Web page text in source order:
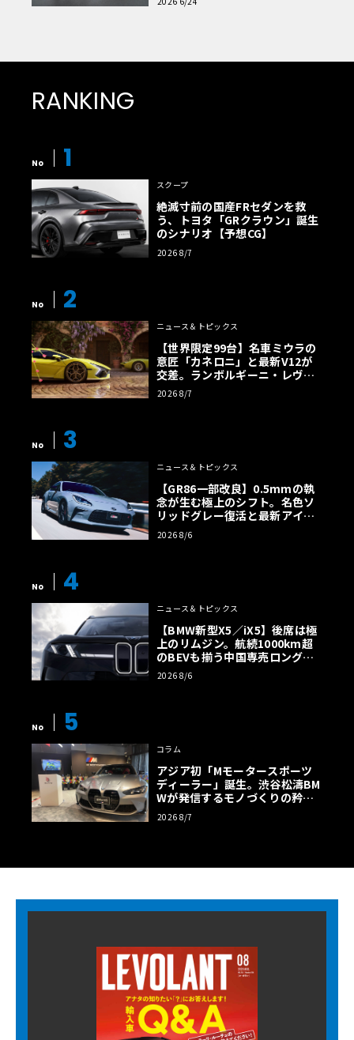
RANKING
No 1
スクープ
絶滅寸前の国産FRセダンを救
う、トヨタ「GRクラウン」誕生
のシナリオ【予想CG】
2026 8/7
No 2
ニュース＆トピックス
【世界限定99台】名車ミウラの
意匠「カネロニ」と最新V12が
交差。ランボルギーニ・レヴエ
ルトに60周年記念車が登場
2026 8/7
No 3
ニュース＆トピックス
【GR86一部改良】0.5mmの執
念が生む極上のシフト。名色ソ
リッドグレー復活と最新アイサ
イトでFRの極みへ
2026 8/6
No 4
ニュース＆トピックス
【BMW新型X5／iX5】後席は極
上のリムジン。航続1000km超
のBEVも揃う中国専売ロング仕
様の全貌
2026 8/6
No 5
コラム
アジア初「Mモータースポーツ
ディーラー」誕生。渋谷松濤BM
Wが発信するモノづくりの矜持
【木下隆之コラム】
2026 8/7